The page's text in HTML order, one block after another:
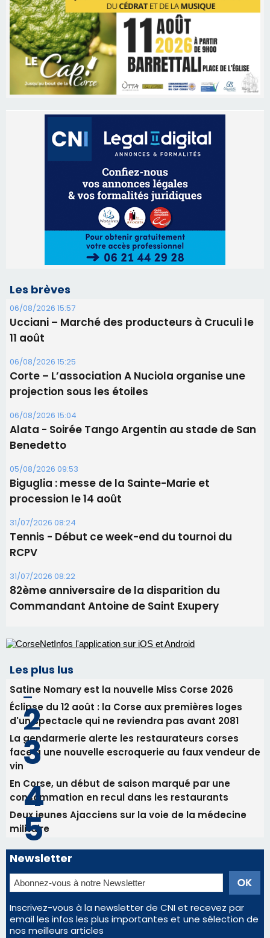
Les brèves
06/08/2026 15:57
Ucciani – Marché des producteurs à Cruculi le
11 août
06/08/2026 15:25
Corte – L’association A Nuciola organise une
projection sous les étoiles
06/08/2026 15:04
Alata - Soirée Tango Argentin au stade de San
Benedetto
05/08/2026 09:53
Biguglia : messe de la Sainte-Marie et
procession le 14 août
31/07/2026 08:24
Tennis - Début ce week-end du tournoi du
RCPV
31/07/2026 08:22
82ème anniversaire de la disparition du
Commandant Antoine de Saint Exupery
Les plus lus
Satine Nomary est la nouvelle Miss Corse 2026
Éclipse du 12 août : la Corse aux premières loges
d'un spectacle qui ne reviendra pas avant 2081
La gendarmerie alerte les restaurateurs corses
face à une nouvelle escroquerie au faux vendeur de
vin
En Corse, un début de saison marqué par une
consommation en recul dans les restaurants
Deux jeunes Ajacciens sur la voie de la médecine
militaire
Newsletter
Inscrivez-vous à la newsletter de CNI et recevez par
email les infos les plus importantes et une sélection de
nos meilleurs articles